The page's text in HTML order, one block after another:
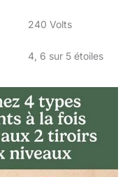
240 Volts
4, 6 sur 5 étoiles